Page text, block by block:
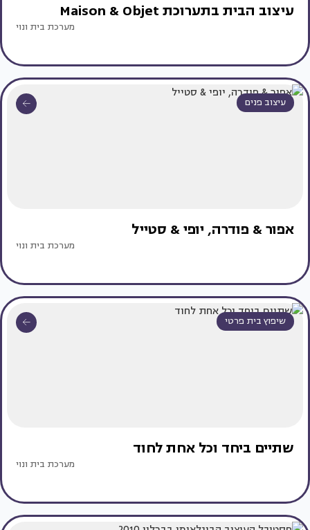
עיצוב הבית בתערוכת Maison & Objet
מערכת בית ונוי
עיצוב פנים
אפור & פודרה, יופי & סטייל
מערכת בית ונוי
שיפוץ בית פרטי
שתיים ביחד וכל אחת לחוד
מערכת בית ונוי